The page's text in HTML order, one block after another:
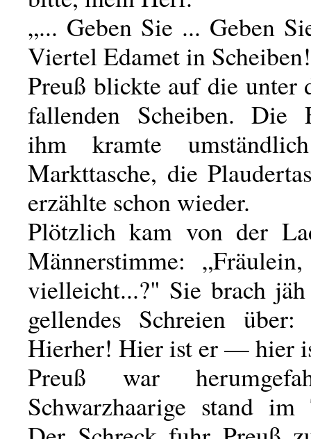
„... Geben Sie ... Geben
Viertel Edamet in
Preuß blickte auf die unter
fallenden Scheiben. Die
ihm kramte
Markttasche, die
erzählte schon wieder.
Plötzlich kam von der
Männerstimme:
vielleicht...?" Sie brach
gellendes Schreien über:
Hierher! Hier ist er — hier
Preuß war
Schwarzhaarige stand im